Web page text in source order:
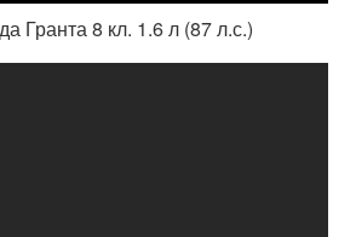
Гранта 8 кл. 1.6 л (87 л.с.)